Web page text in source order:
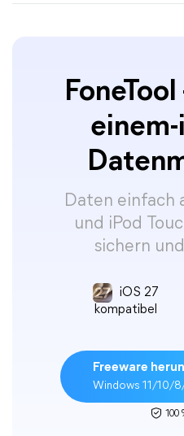
Daten einfach
und iPod
sichern
iOS 27
kompatibel
Freeware
Windows 11/10/
100